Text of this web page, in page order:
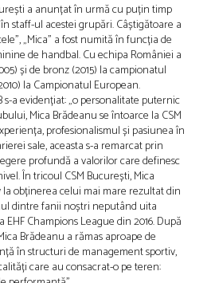
a anunțat în urmă cu puțin timp
staff-ul acestei grupări. Câștigătoare a
„Mica” a fost numită în funcția de
de handbal. Cu echipa României a
și de bronz (2015) la campionatul
la Campionatul European.
a evidențiat: „o personalitate puternic
Mica Brădeanu se întoarce la CSM
profesionalismul și pasiunea în
sale, aceasta s-a remarcat prin
profundă a valorilor care definesc
În tricoul CSM București, Mica
obținerea celui mai mare rezultat din
dintre fanii noștri neputând uita
Champions League din 2016. După
Brădeanu a rămas aproape de
în structuri de management sportiv,
care au consacrat-o pe teren: